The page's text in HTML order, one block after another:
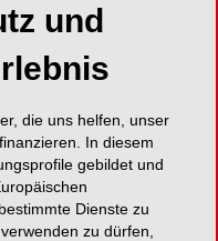
die
und
die uns helfen, unser
In diesem
gebildet und
Dienste zu
zu dürfen,